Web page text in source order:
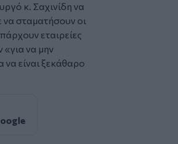
κ. Σαχινίδη να
να σταματήσουν οι
εταιρείες
να μην
είναι ξεκάθαρο